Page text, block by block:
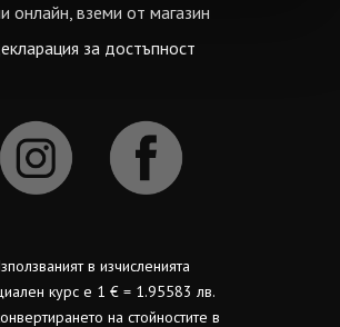
онлайн, вземи от магазин
за достъпност
в изчисленията
курс е 1 € = 1.95583 лв.
на стойностите в